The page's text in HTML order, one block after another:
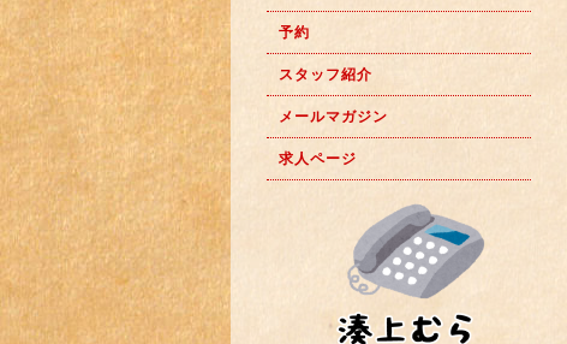
予約
スタッフ紹介
メールマガジン
求人ページ